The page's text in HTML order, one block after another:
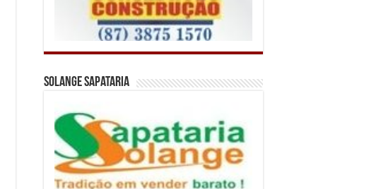
Solange Sapataria